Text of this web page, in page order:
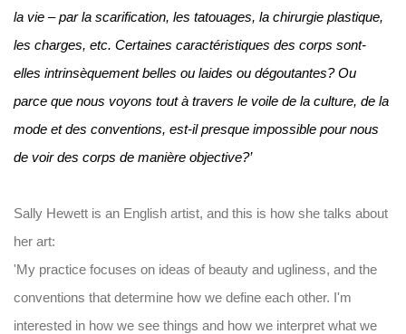
la vie – par la scarification, les tatouages, la chirurgie plastique,
les charges, etc. Certaines caractéristiques des corps sont-
elles intrinsèquement belles ou laides ou dégoutantes?Ou
parce que nous voyons tout à travers le voile de la culture, de la
mode et des conventions, est-il presque impossible pour nous
de voir des corps de manière objective?’
Sally Hewett is an English artist, and this is how she talks about
her art:
'My practice focuses on ideas of beauty and ugliness, and the
conventions that determine how we define each other. I'm
interested in how we see things and how we interpret what we